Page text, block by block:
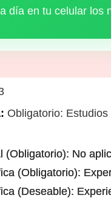
día en tu celular los
Obligatorio:
(Obligatorio): No
(Obligatorio):
(Deseable):